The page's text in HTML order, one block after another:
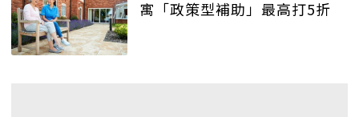
寓「政策型補助」最高打5折